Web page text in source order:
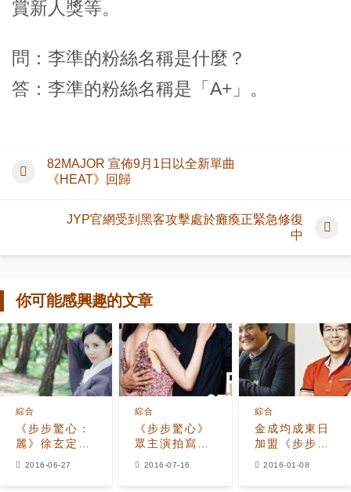
賞新人獎等。
問：李準的粉絲名稱是什麼？
答：李準的粉絲名稱是「A+」。
82MAJOR 宣佈9月1日以全新單曲
《HEAT》回歸
JYP官網受到黑客攻擊處於癱瘓正緊急修復
中
你可能感興趣的文章
《步步驚心：
麗》徐玄定妝
綜合
2016-06-27
《步步驚心》
眾主演拍寫真
綜合
2016-07-16
金成均成東日
加盟《步步驚
綜合
2016-01-08